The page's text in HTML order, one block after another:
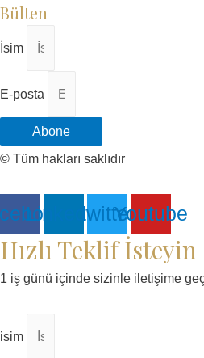
Bülten
İsim
E-posta
Abone
© Tüm hakları saklıdır
LinkedintwitterYoutube
Hızlı Teklif İsteyin
1 iş günü içinde sizinle iletişime
isim